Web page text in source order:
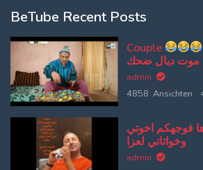
BeTube Recent Posts
Couple
موت ديال ضحك
admin
4858 Ansichten
فوجهكم اخوتي
وخواتاتي لعزا
admin